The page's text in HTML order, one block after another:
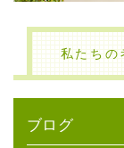
私たちの
ブログ